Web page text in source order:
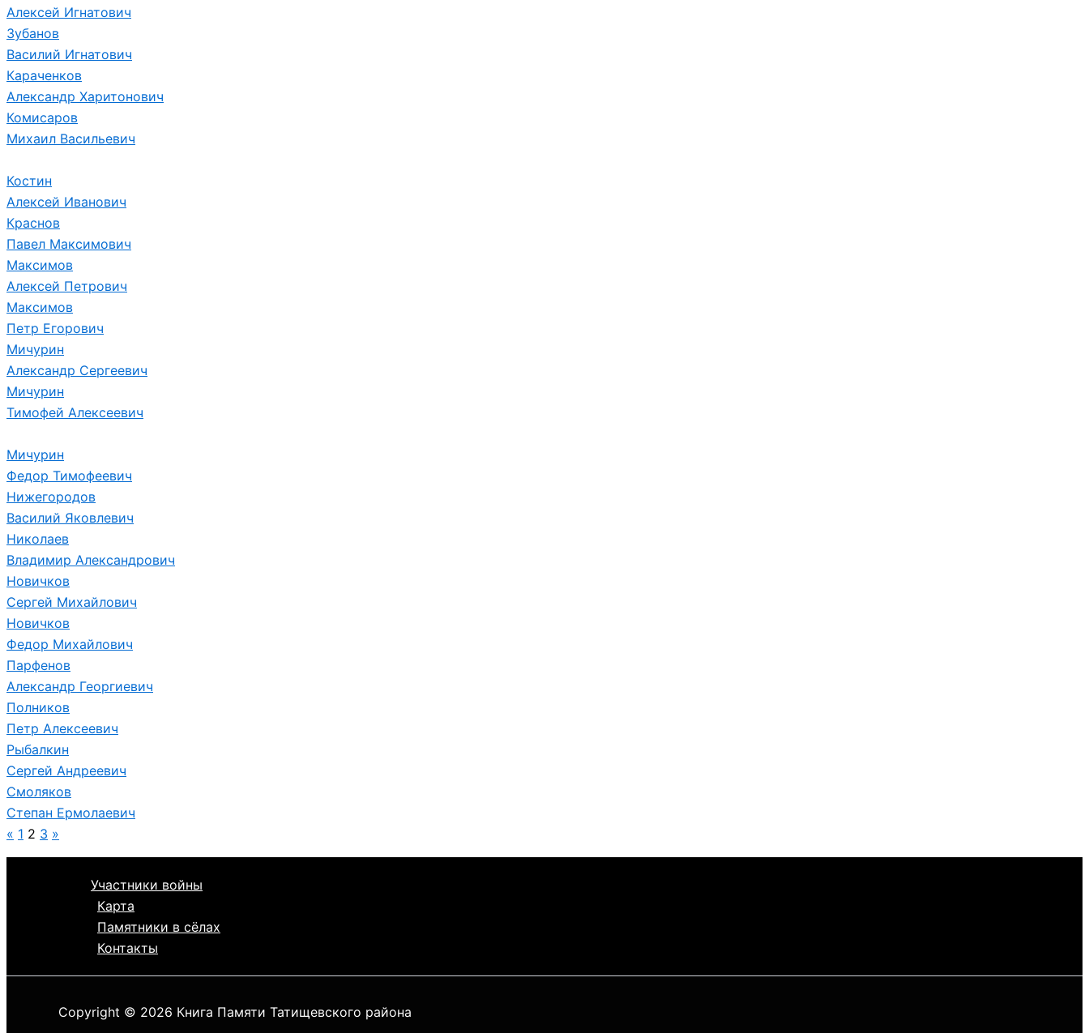
Алексей Игнатович
Зубанов
Василий Игнатович
Караченков
Александр Харитонович
Комисаров
Михаил Васильевич
Костин
Алексей Иванович
Краснов
Павел Максимович
Максимов
Алексей Петрович
Максимов
Петр Егорович
Мичурин
Александр Сергеевич
Мичурин
Тимофей Алексеевич
Мичурин
Федор Тимофеевич
Нижегородов
Василий Яковлевич
Николаев
Владимир Александрович
Новичков
Сергей Михайлович
Новичков
Федор Михайлович
Парфенов
Александр Георгиевич
Полников
Петр Алексеевич
Рыбалкин
Сергей Андреевич
Смоляков
Степан Ермолаевич
« 1 2 3 »
Участники войны
Карта
Памятники в сёлах
Контакты
Copyright © 2026 Книга Памяти Татищевского района